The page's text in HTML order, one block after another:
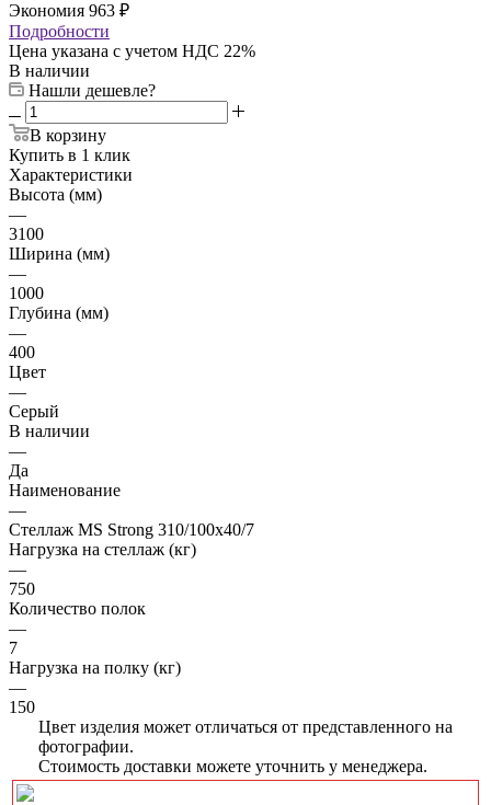
Экономия 963 ₽
Подробности
Цена указана с учетом НДС 22%
В наличии
Нашли дешевле?
В корзину
Купить в 1 клик
Характеристики
Высота (мм)
—
3100
Ширина (мм)
—
1000
Глубина (мм)
—
400
Цвет
—
Серый
В наличии
—
Да
Наименование
—
Стеллаж MS Strong 310/100х40/7
Нагрузка на стеллаж (кг)
—
750
Количество полок
—
7
Нагрузка на полку (кг)
—
150
Цвет изделия может отличаться от представленного на
фотографии.
Стоимость доставки можете уточнить у менеджера.